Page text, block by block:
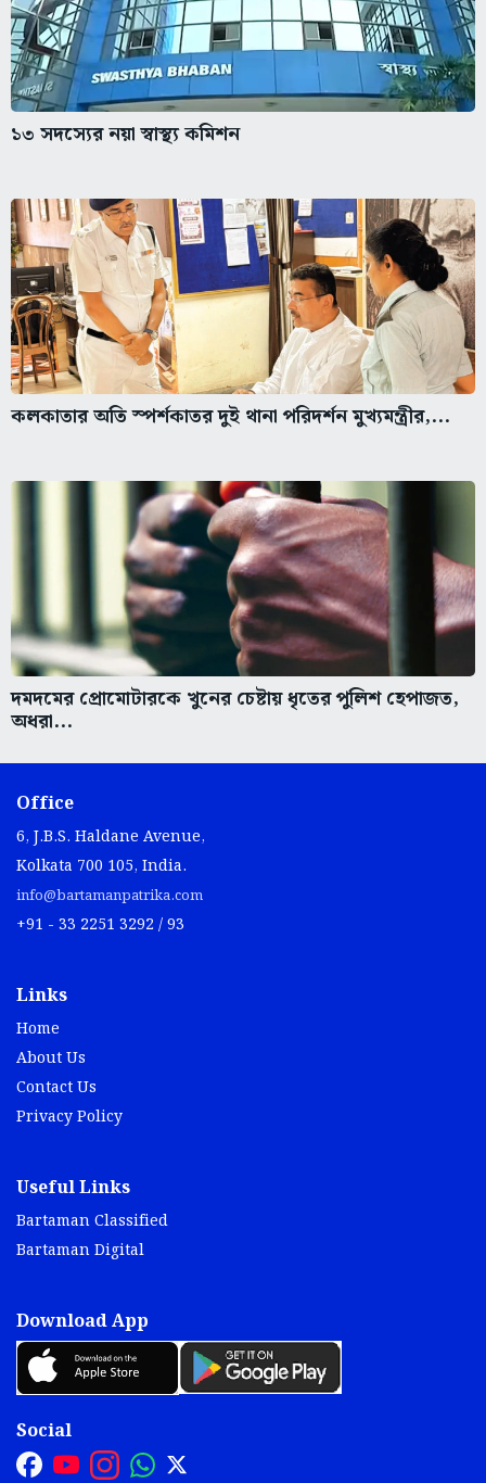
১৩ সদস্যের নয়া স্বাস্থ্য কমিশন
কলকাতার অতি স্পর্শকাতর দুই থানা পরিদর্শন মুখ্যমন্ত্রীর,...
দমদমের প্রোমোটারকে খুনের চেষ্টায় ধৃতের পুলিশ হেপাজত,
অধরা...
Office
6, J.B.S. Haldane Avenue,
Kolkata 700 105, India.
info@bartamanpatrika.com
+91 - 33 2251 3292 / 93
Links
Home
About Us
Contact Us
Privacy Policy
Useful Links
Bartaman Classified
Bartaman Digital
Download App
Social